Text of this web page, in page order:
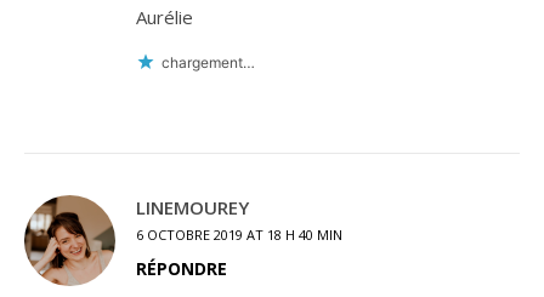
Aurélie
chargement…
LINEMOUREY
6 OCTOBRE 2019 AT 18 H 40 MIN
RÉPONDRE